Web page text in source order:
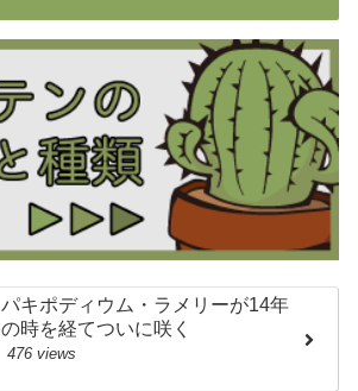
パキポディウム・ラメリーが14年
の時を経てついに咲く
476 views